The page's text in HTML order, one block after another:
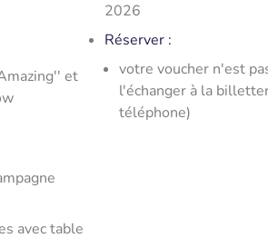
et
avec table
2026
Réserver :
votre voucher n'est
l'échanger à la
téléphone)